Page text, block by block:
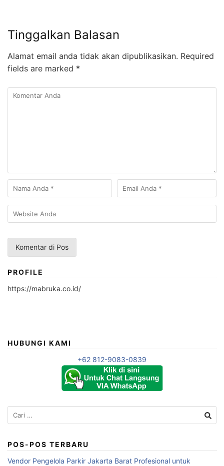
Tinggalkan Balasan
Alamat email anda tidak akan dipublikasikan. Required
fields are marked *
PROFILE
https://mabruka.co.id/
HUBUNGI KAMI
+62 812-9083-0839
Cari
untuk:
POS-POS TERBARU
Vendor Pengelola Parkir Jakarta Barat Profesional untuk